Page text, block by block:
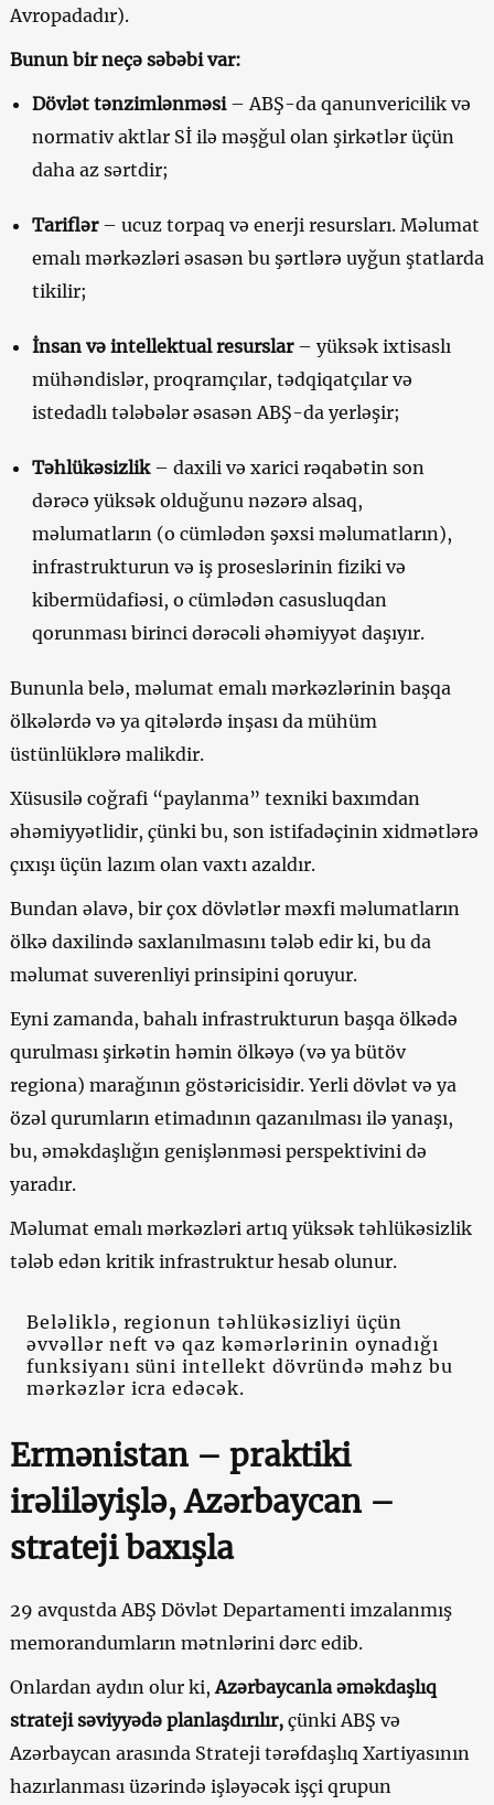
Avropadadır).
Bunun bir neçə səbəbi var:
Dövlət tənzimlənməsi– ABŞ-da qanunvericilik və
normativ aktlar Sİ ilə məşğul olan şirkətlər üçün
daha az sərtdir;
Tariflər– ucuz torpaq və enerji resursları. Məlumat
emalı mərkəzləri əsasən bu şərtlərə uyğun ştatlarda
tikilir;
İnsan və intellektual resurslar– yüksək ixtisaslı
mühəndislər, proqramçılar, tədqiqatçılar və
istedadlı tələbələr əsasən ABŞ-da yerləşir;
Təhlükəsizlik– daxili və xarici rəqabətin son
dərəcə yüksək olduğunu nəzərə alsaq,
məlumatların (o cümlədən şəxsi məlumatların),
infrastrukturun və iş proseslərinin fiziki və
kibermüdafiəsi, o cümlədən casusluqdan
qorunması birinci dərəcəli əhəmiyyət daşıyır.
Bununla belə, məlumat emalı mərkəzlərinin başqa
ölkələrdə və ya qitələrdə inşası da mühüm
üstünlüklərə malikdir.
Xüsusilə coğrafi “paylanma” texniki baxımdan
əhəmiyyətlidir, çünki bu, son istifadəçinin xidmətlərə
çıxışı üçün lazım olan vaxtı azaldır.
Bundan əlavə, bir çox dövlətlər məxfi məlumatların
ölkə daxilində saxlanılmasını tələb edir ki, bu da
məlumat suverenliyi prinsipini qoruyur.
Eyni zamanda, bahalı infrastrukturun başqa ölkədə
qurulması şirkətin həmin ölkəyə (və ya bütöv
regiona) marağının göstəricisidir. Yerli dövlət və ya
özəl qurumların etimadının qazanılması ilə yanaşı,
bu, əməkdaşlığın genişlənməsi perspektivini də
yaradır.
Məlumat emalı mərkəzləri artıq yüksək təhlükəsizlik
tələb edən kritik infrastruktur hesab olunur.
Beləliklə, regionun təhlükəsizliyi üçün
əvvəllər neft və qaz kəmərlərinin oynadığı
funksiyanı süni intellekt dövründə məhz bu
mərkəzlər icra edəcək.
Ermənistan – praktiki
irəliləyişlə, Azərbaycan –
strateji baxışla
29 avqustda ABŞ Dövlət Departamenti imzalanmış
memorandumların mətnlərini dərc edib.
Onlardan aydın olur ki, Azərbaycanla əməkdaşlıq
strateji səviyyədə planlaşdırılır,çünki ABŞ və
Azərbaycan arasında Strateji tərəfdaşlıq Xartiyasının
hazırlanması üzərində işləyəcək işçi qrupun